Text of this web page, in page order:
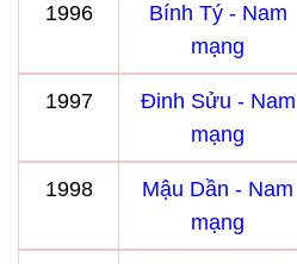
1996
Bính Tý - Nam
mạng
1997
Đinh Sửu - Nam
mạng
1998
Mậu Dần - Nam
mạng